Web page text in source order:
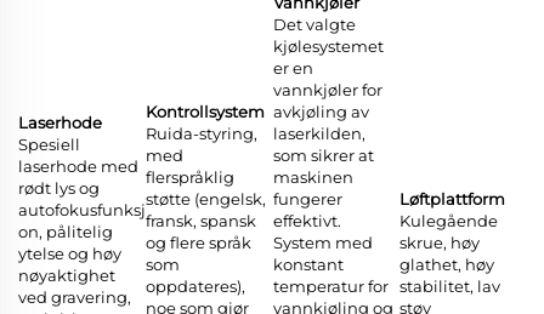
Laserhode
Spesiell
laserhode med
rødt lys og
autofokusfunksj
on, pålitelig
ytelse og høy
nøyaktighet
ved gravering,
Kontrollsystem
Ruida-styring,
med
flerspråklig
støtte (engelsk,
fransk, spansk
og flere språk
som
oppdateres),
noe som gjør
Det valgte
kjølesystemet
er en
vannkjøler for
avkjøling av
laserkilden,
som sikrer at
maskinen
fungerer
effektivt.
System med
konstant
temperatur for
vannkjøling og
Løftplattform
Kulegående
skrue, høy
glathet, høy
stabilitet, lav
støy